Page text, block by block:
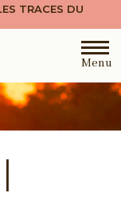
TRACES DU
Menu